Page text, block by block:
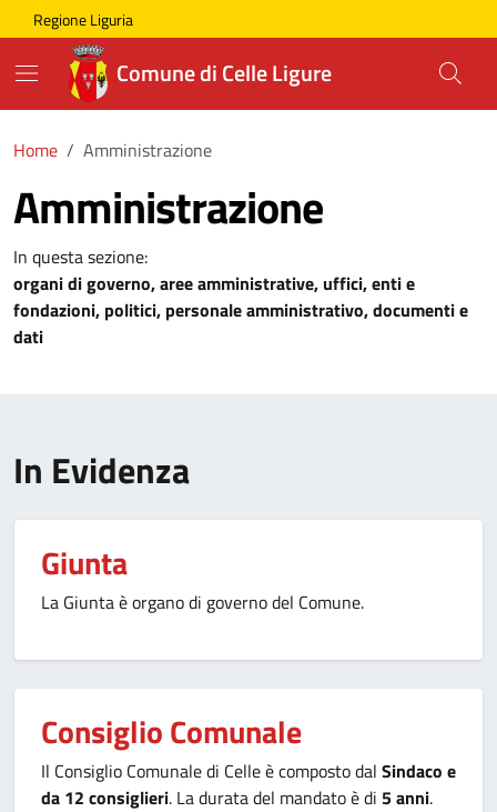
Skip to main content
Comune di Celle Ligure
Regione Liguria
Comune di Celle Ligure
Home Amministrazione
Amministrazione
In questa sezione:
organi di governo, aree amministrative, uffici, enti e
fondazioni, politici, personale amministrativo, documenti e
dati
In Evidenza
Giunta
La Giunta è organo di governo del Comune.
Consiglio Comunale
Il Consiglio Comunale di Celle è composto dal Sindaco e
da 12 consiglieri. La durata del mandato è di 5 anni.